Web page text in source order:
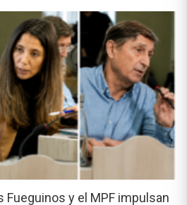
Fueguinos y el MPF impulsan